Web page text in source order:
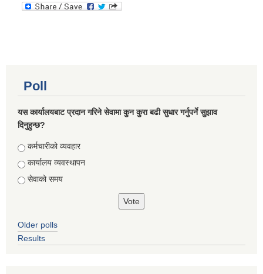
Poll
यस कार्यालयबाट प्रदान गरिने सेवामा कुन कुरा बढी सुधार गर्नुपर्ने सुझाव
दिनुहुन्छ?
Choices
कर्मचारीको व्यवहार
कार्यालय व्यवस्थापन
सेवाको समय
Older polls
Results